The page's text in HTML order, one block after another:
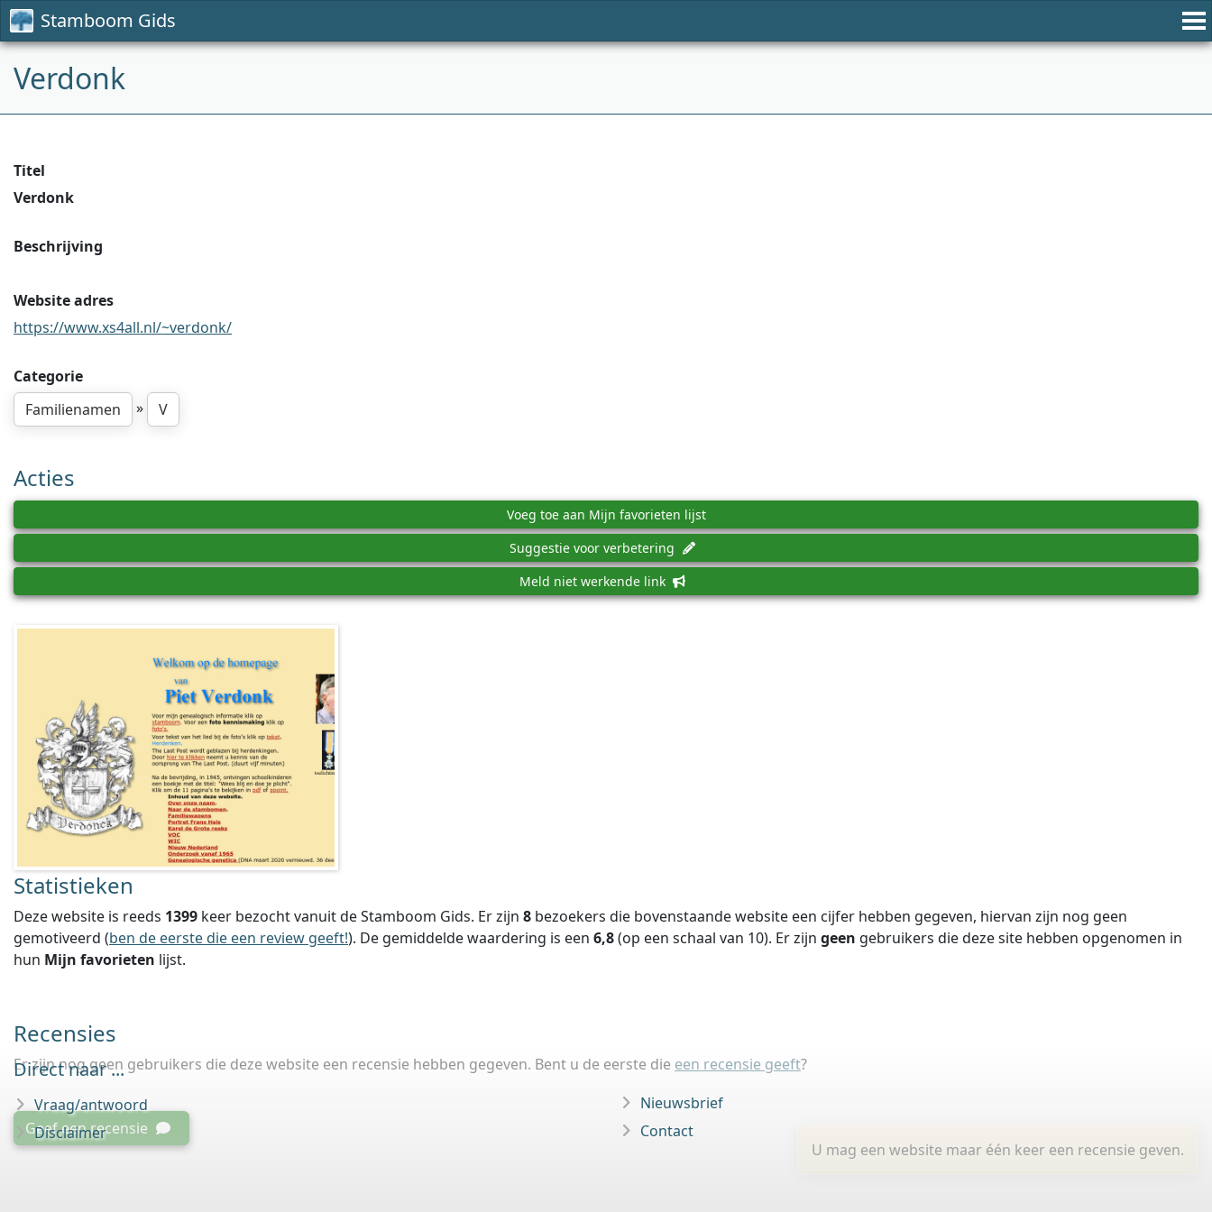
Stamboom Gids
Verdonk
Titel
Verdonk
Beschrijving
Website adres
https://www.xs4all.nl/~verdonk/
Categorie
Familienamen
» V
Acties
Voeg toe aan Mijn favorieten lijst
Suggestie voor verbetering
Meld niet werkende link
Statistieken
Deze website is reeds 1399 keer bezocht vanuit de Stamboom Gids. Er zijn 8 bezoekers die bovenstaande website een cijfer hebben gegeven, hiervan zijn nog geen
gemotiveerd (ben de eerste die een review geeft!). De gemiddelde waardering is een 6,8(op een schaal van 10). Er zijn geen gebruikers die deze site hebben opgenomen in
hun Mijn favorieten lijst.
Recensies
Er zijn nog geen gebruikers die deze website een recensie hebben gegeven. Bent u de eerste die een recensie geeft?
U mag een website maar één keer een recensie geven.
Geef een recensie
Direct naar ...
Vraag/antwoord
Disclaimer
Nieuwsbrief
Contact